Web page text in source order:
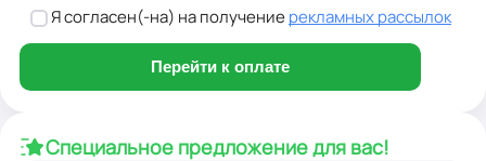
Я согласен(-на) на получениерекламных рассылок
Перейти к оплате
Специальное предложение для вас!